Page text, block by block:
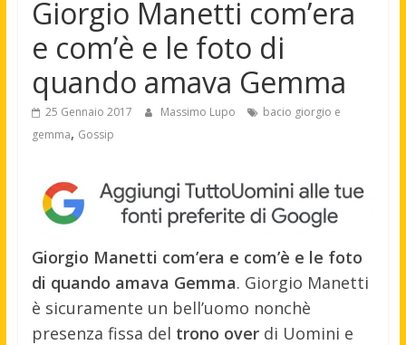
Giorgio Manetti com’era
e com’è e le foto di
quando amava Gemma
25 Gennaio 2017 Massimo Lupo
bacio giorgio e
gemma, Gossip
Giorgio Manetti com’era e com’è e le foto
di quando amava Gemma. Giorgio Manetti
è sicuramente un bell’uomo nonchè
presenza fissa del trono overdi Uomini e